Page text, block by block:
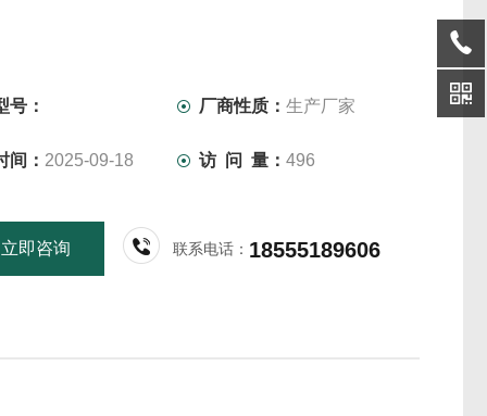
号： 厂商性质：生产厂家
间： 2025-09-18 访 问 量：496
立即咨询 联系电话： 18555189606